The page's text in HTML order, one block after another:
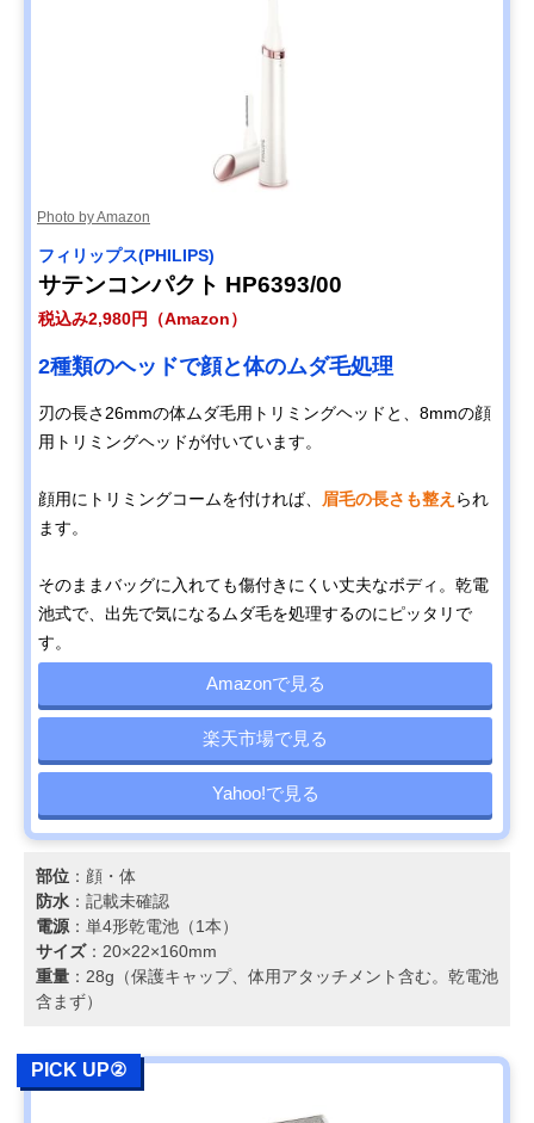
Photo by Amazon
フィリップス(PHILIPS)
サテンコンパクト HP6393/00
税込み2,980円（Amazon）
2種類のヘッドで顔と体のムダ毛処理
刃の長さ26mmの体ムダ毛用トリミングヘッドと、8mmの顔
用トリミングヘッドが付いています。
顔用にトリミングコームを付ければ、 眉毛の長さも整え られ
ます。
そのままバッグに入れても傷付きにくい丈夫なボディ。乾電
池式で、出先で気になるムダ毛を処理するのにピッタリで
す。
Amazonで見る
楽天市場で見る
Yahoo!で見る
部位 ：顔・体
防水 ：記載未確認
電源：単4形乾電池（1本）
サイズ：20×22×160mm
重量 ：28g（保護キャップ、体用アタッチメント含む。乾電池
含まず）
PICK UP②